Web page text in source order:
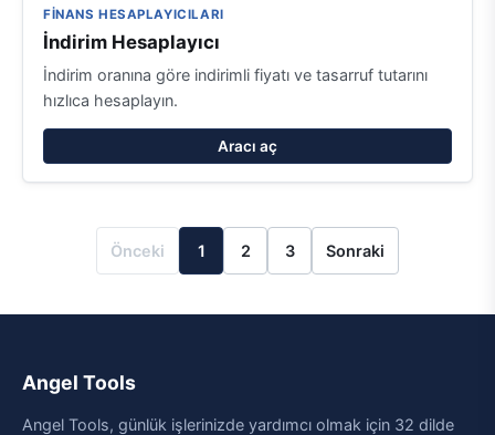
FINANS HESAPLAYICILARI
İndirim Hesaplayıcı
İndirim oranına göre indirimli fiyatı ve tasarruf tutarını
hızlıca hesaplayın.
Aracı aç
Önceki 1 2 3 Sonraki
Angel Tools
Angel Tools, günlük işlerinizde yardımcı olmak için 32 dilde